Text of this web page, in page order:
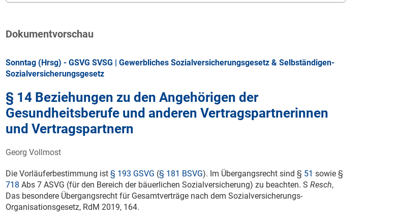
Dokumentvorschau
Sonntag (Hrsg) - GSVG SVSG | Gewerbliches Sozialversicherungsgesetz & Selbständigen-
Sozialversicherungsgesetz
§ 14 Beziehungen zu den Angehörigen der
Gesundheitsberufe und anderen Vertragspartnerinnen
und Vertragspartnern
Georg Vollmost
Die Vorläuferbestimmung ist § 193 GSVG (§ 181 BSVG). Im Übergangsrecht sind § 51 sowie §
718 Abs 7 ASVG (für den Bereich der bäuerlichen Sozialversicherung) zu beachten. S Resch,
Das besondere Übergangsrecht für Gesamtverträge nach dem Sozialversicherungs-
Organisationsgesetz, RdM 2019, 164.